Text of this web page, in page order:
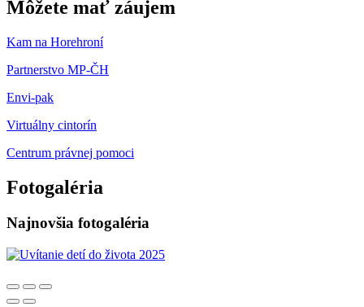
Môžete mať záujem
Kam na Horehroní
Partnerstvo MP-ČH
Envi-pak
Virtuálny cintorín
Centrum právnej pomoci
Fotogaléria
Najnovšia fotogaléria